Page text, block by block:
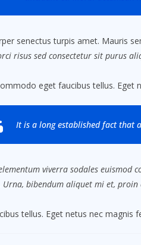
senectus turpis amet. Mauris
risus sed consectetur sit purus
eget faucibus tellus.
It is a long established fact that
viverra sodales
bibendum aliquet mi et, proin
tellus. Eget netus nec